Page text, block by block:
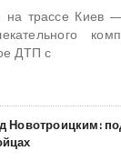
на трассе Киев
ДТП с
Новотроицким: